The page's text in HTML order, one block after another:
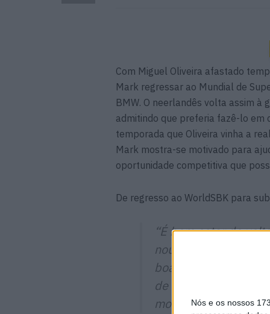
Nós e os nossos
Com Miguel Oliveira afastado
Mark regressar ao Mundial de
BMW. O neerlandês volta assim à
admitindo que preferia fazê-lo em
temporada que Oliveira vinha a
Mark mostra-se motivado para
oportunidade competitiva que
De regresso ao WorldSBK para
“É bom estar de
noutras
boa temporada até
de fora. Estou muito
moto dele.